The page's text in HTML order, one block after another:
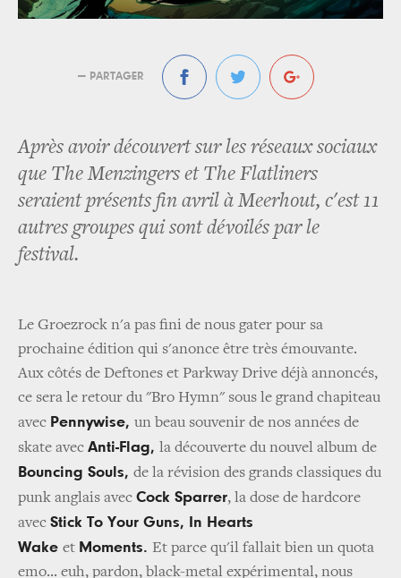
— PARTAGER
Après avoir découvert sur les réseaux sociaux
que The Menzingers et The Flatliners
seraient présents fin avril à Meerhout, c'est 11
autres groupes qui sont dévoilés par le
festival.
Le Groezrock n'a pas fini de nous gater pour sa
prochaine édition qui s'anonce être très émouvante.
Aux côtés de Deftones et Parkway Drive déjà annoncés,
ce sera le retour du "Bro Hymn" sous le grand chapiteau
avec Pennywise, un beau souvenir de nos années de
skate avec Anti-Flag, la découverte du nouvel album de
Bouncing Souls, de la révision des grands classiques du
punk anglais avec Cock Sparrer, la dose de hardcore
avec Stick To Your Guns, In Hearts
Wake et Moments. Et parce qu'il fallait bien un quota
emo... euh, pardon, black-metal expérimental, nous